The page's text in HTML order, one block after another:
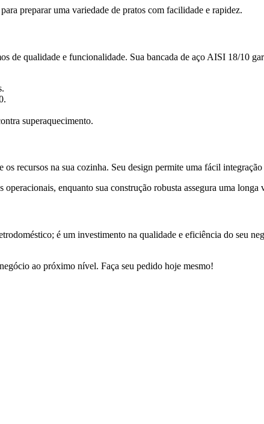
preparar uma variedade de pratos com facilidade e rapidez.
de qualidade e funcionalidade. Sua bancada de aço AISI 18/10
superaquecimento.
os recursos na sua cozinha. Seu design permite uma fácil
enquanto sua construção robusta assegura uma longa
é um investimento na qualidade e eficiência do seu
ao próximo nível. Faça seu pedido hoje mesmo!